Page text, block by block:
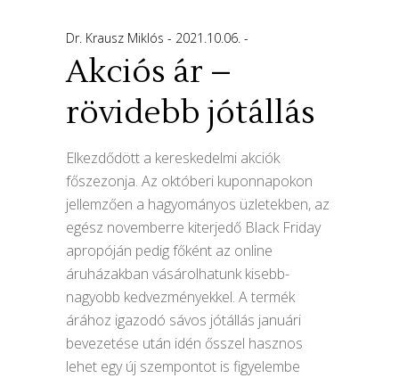
Dr. Krausz Miklós 2021.10.06.
Akciós ár –
rövidebb jótállás
Elkezdődött a kereskedelmi akciók
főszezonja. Az októberi kuponnapokon
jellemzően a hagyományos üzletekben, az
egész novemberre kiterjedő Black Friday
apropóján pedig főként az online
áruházakban vásárolhatunk kisebb-
nagyobb kedvezményekkel. A termék
árához igazodó sávos jótállás januári
bevezetése után idén ősszel hasznos
lehet egy új szempontot is figyelembe